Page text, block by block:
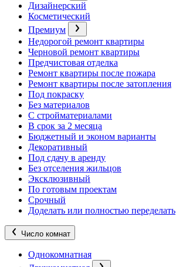
Дизайнерский
Косметический
Премиум
Недорогой ремонт квартиры
Черновой ремонт квартиры
Предчистовая отделка
Ремонт квартиры после пожара
Ремонт квартиры после затопления
Под покраску
Без материалов
С стройматериалами
В срок за 2 месяца
Бюджетный и эконом варианты
Декоративный
Под сдачу в аренду
Без отселения жильцов
Эксклюзивный
По готовым проектам
Срочный
Доделать или полностью переделать
Число комнат
Однокомнатная